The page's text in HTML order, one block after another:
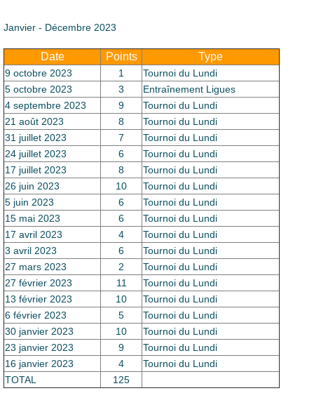
Janvier - Décembre 2023
Date Points Type
9 octobre 2023 1
Tournoi du Lundi
5 octobre 2023
3
Entraînement Ligues
4 septembre 2023
9
Tournoi du Lundi
21 août 2023
8
Tournoi du Lundi
31 juillet 2023
7
Tournoi du Lundi
24 juillet 2023
6
Tournoi du Lundi
17 juillet 2023
8
Tournoi du Lundi
26 juin 2023
10
Tournoi du Lundi
5 juin 2023
6
Tournoi du Lundi
15 mai 2023
6
Tournoi du Lundi
17 avril 2023
4
Tournoi du Lundi
3 avril 2023
6
Tournoi du Lundi
27 mars 2023
2
Tournoi du Lundi
27 février 2023
11
Tournoi du Lundi
13 février 2023
10
Tournoi du Lundi
6 février 2023
5
Tournoi du Lundi
30 janvier 2023
10
Tournoi du Lundi
23 janvier 2023
9
Tournoi du Lundi
16 janvier 2023
4
Tournoi du Lundi
TOTAL
125